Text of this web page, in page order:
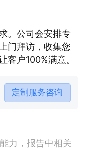
。公司会安排专
门拜访，收集您
客户100%满意。
定制服务咨询
力，报告中相关